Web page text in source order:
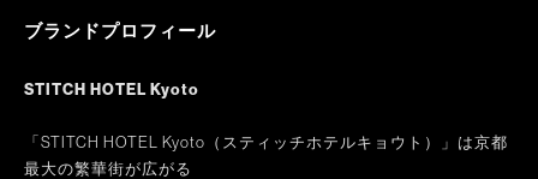
ブランドプロフィール
STITCH HOTEL Kyoto
「STITCH HOTEL Kyoto（スティッチホテルキョウト）」は京都
最大の繁華街が広がる